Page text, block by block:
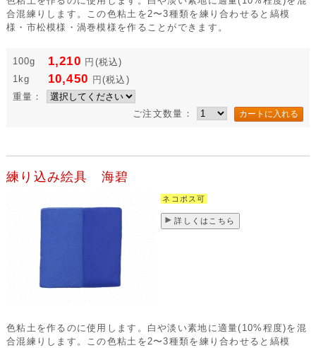
合混練りします。この色粘土を2〜3種類を練り合わせると縞模
様・市松模様・渦巻模様を作ることができます。
100g 1,210 円 (税込)
1kg
10,450 円(税込)
重量：
ご注文数量：
練り込み絵具 海碧
ネコポス可
詳しくはこちら
色粘土を作るのに使用します。白や淡い素地に適量(10%程度)を混
合混練りします。この色粘土を2〜3種類を練り合わせると縞模